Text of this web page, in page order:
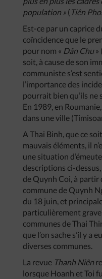
population » ( Tiên
Est-ce par un caprice
coïncidence que le
pour nom « Dân Chu»
soit, à cause de son
communiste s’est
l’importance des
pourrait bien qu’ils ne
En 1989, en
dans une ville
A Thai Binh, que ce
mauvais éléments, il
une situation
descriptions ci-
de Quynh Coi, à partir
commune de Quynh
du 18 juin, et
particulièrement
communes de Thai
que l’on sache s’il y a
diverses communes.
La revue Thanh Niên
lorsque Hoanh et Toi